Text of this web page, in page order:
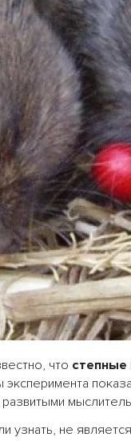
что степные
узнать, не